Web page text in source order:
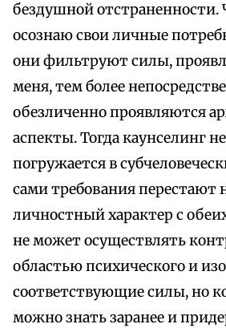
бездушной
осознаю свои личные
они фильтруют силы,
меня, тем более
обезличенно проявляются
аспекты. Тогда каунселинг
погружается в
сами требования перестают
личностный характер с
не может осуществлять
областью психического и
соответствующие силы, но
можно знать заранее и